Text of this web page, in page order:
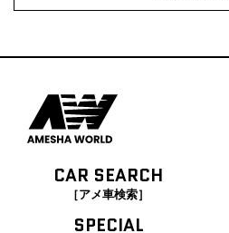
CAR SEARCH
［アメ車検索］
SPECIAL